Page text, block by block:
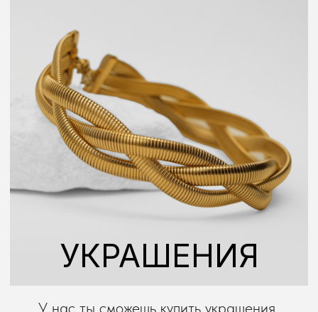
СМОТРЕТЬ КАТАЛОГ
У нас ты сможешь купить украшения,
которые станут настоящими воплощениями
твоих самых заветных желаний.
УКРАШЕНИЯ